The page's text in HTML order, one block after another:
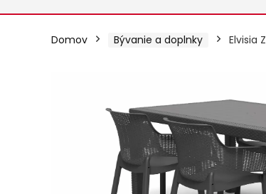
Domov Bývanie a doplnky Elvisia